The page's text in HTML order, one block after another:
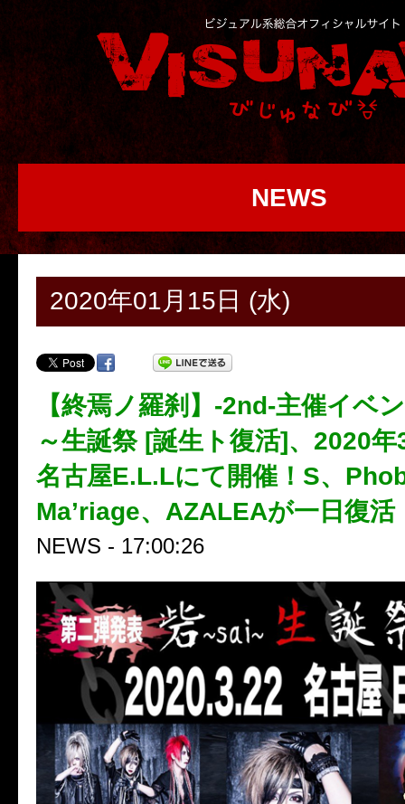
NEWS
2020年01月15日 (水)
【終焉ノ羅刹】-2nd-主催イベ
～生誕祭 [誕生ト復活]、2020
名古屋E.L.Lにて開催！S、
Ma’riage、AZALEAが一日復活
NEWS - 17:00:26